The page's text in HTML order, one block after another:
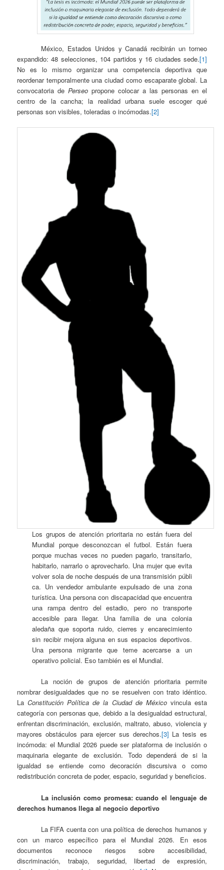
México, Estados Unidos y Canadá recibirán un torneo
expandido: 48 selecciones, 104 partidos y 16 ciudades sede.[1]
No es lo mismo organizar una competencia deportiva que
reordenar temporalmente una ciudad como escaparate global. La
convocatoria dePerseo propone colocar a las personas en el
centro de la cancha; la realidad urbana suele escoger qué
personas son visibles, toleradas o incómodas.[2]
Los grupos de atención prioritaria no están fuera del
Mundial porque desconozcan el futbol. Están fuera
porque muchas veces no pueden pagarlo, transitarlo,
habitarlo, narrarlo o aprovecharlo. Una mujer que evita
volver sola de noche después de una transmisión públi
ca. Un vendedor ambulante expulsado de una zona
turística. Una persona con discapacidad que encuentra
una rampa dentro del estadio, pero no transporte
accesible para llegar. Una familia de una colonia
aledaña que soporta ruido, cierres y encarecimiento
sin recibir mejora alguna en sus espacios deportivos.
Una persona migrante que teme acercarse a un
operativo policial. Eso también es el Mundial.
La noción de grupos de atención prioritaria permite
nombrar desigualdades que no se resuelven con trato idéntico.
LaConstitución Política de la Ciudad de Méxicovincula esta
categoría con personas que, debido a la desigualdad estructural,
enfrentan discriminación, exclusión, maltrato, abuso, violencia y
mayores obstáculos para ejercer sus derechos.[3] La tesis es
incómoda: el Mundial 2026 puede ser plataforma de inclusión o
maquinaria elegante de exclusión. Todo dependerá de si la
igualdad se entiende como decoración discursiva o como
redistribución concreta de poder, espacio, seguridad y beneficios.
La inclusión como promesa: cuando el lenguaje de
derechos humanos llega al negocio deportivo
La FIFA cuenta con una política de derechos humanos y
con un marco específico para el Mundial 2026. En esos
documentos reconoce riesgos sobre accesibilidad,
discriminación, trabajo, seguridad, libertad de expresión,